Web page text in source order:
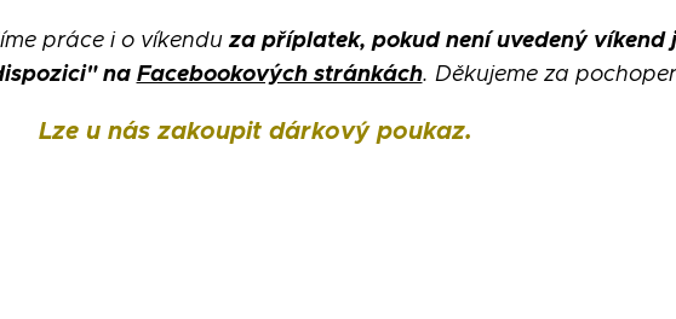
práce i o víkenduza příplatek, pokud není uvedený víkend
na Facebookových stránkách. Děkujeme za
Lze u nás zakoupit dárkový poukaz.